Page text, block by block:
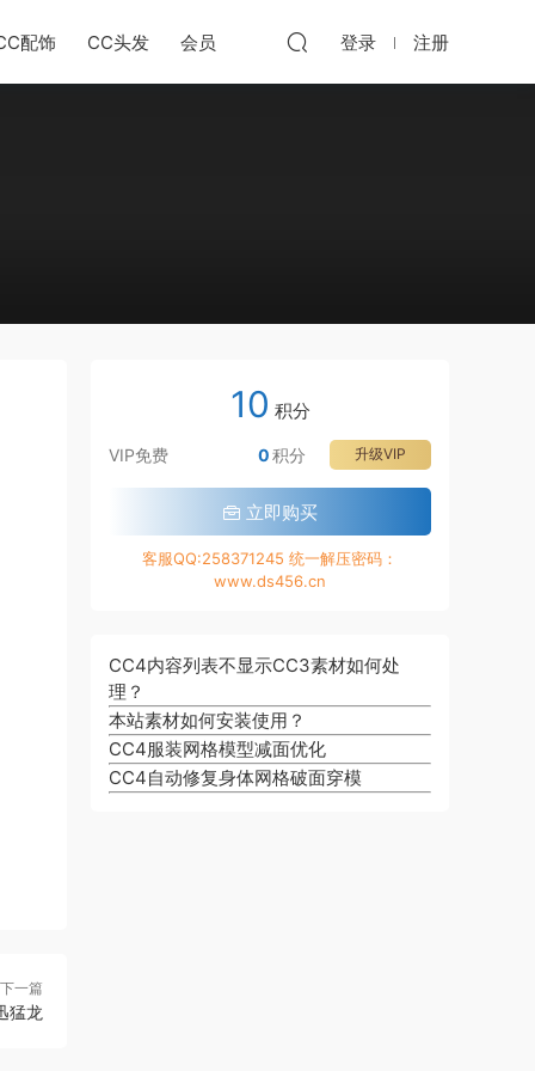
配饰 CC头发 会员 登录 注册
下一篇
猛龙
10 积分
VIP免费 升级VIP
0积分
立即购买
客服QQ:258371245 统一解压密码：
www.ds456.cn
CC4内容列表不显示CC3素材如何处
理？
本站素材如何安装使用？
CC4服装网格模型减面优化
CC4自动修复身体网格破面穿模